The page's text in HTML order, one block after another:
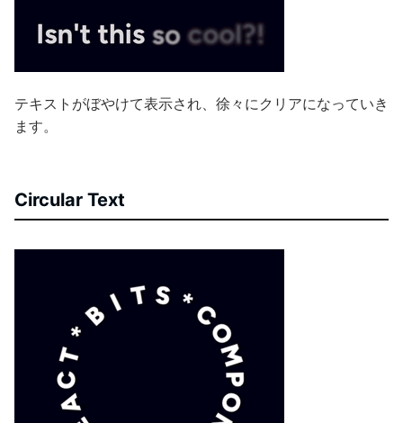
テキストがぼやけて表示され、徐々にクリアになっていき
ます。
Circular Text